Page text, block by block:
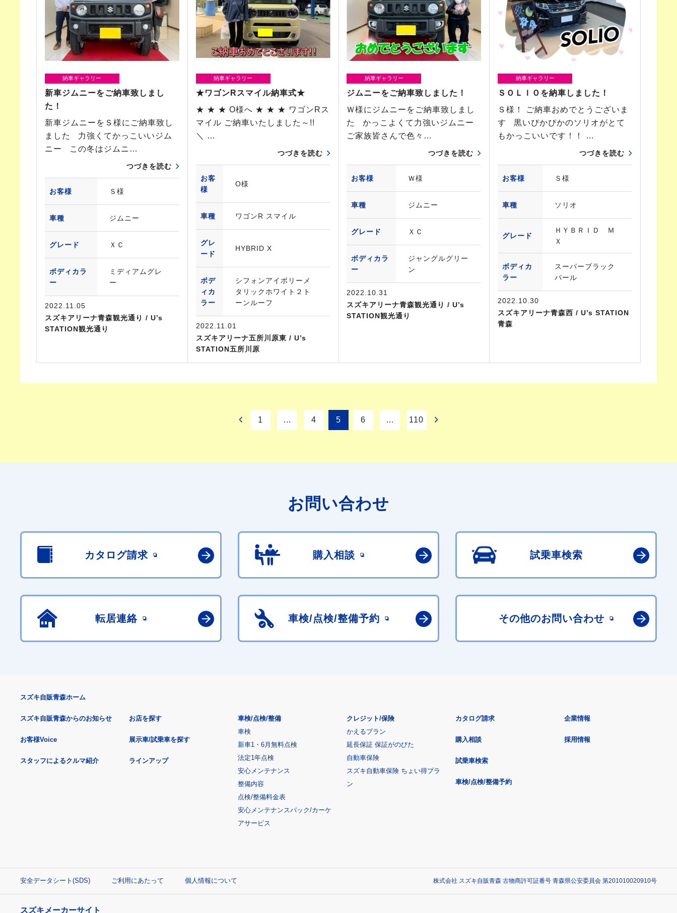
納車ギャラリー
新車ジムニーをご納車致しまし
た！
新車ジムニーをＳ様にご納車致し
ました 力強くてかっこいいジム
ニー この冬はジムニ…
つづきを読む
お客様 Ｓ様
車種 ジムニー
グレード ＸＣ
ボディカラ
ー
ミディアムグレ
ー
2022.11.05
スズキアリーナ青森観光通り / U’s
STATION観光通り
納車ギャラリー
★ワゴンRスマイル納車式★
★ ★ ★ O様へ ★ ★ ★ ワゴンRス
マイル ご納車いたしました～!!
＼ …
つづきを読む
お客
様
O様
車種 ワゴンR スマイル
グレ
ード
HYBRID X
ボデ
ィカ
ラー
シフォンアイボリーメ
タリックホワイト２ト
ーンルーフ
2022.11.01
スズキアリーナ五所川原東 / U’s
STATION五所川原
納車ギャラリー
ジムニーをご納車致しました！
Ｗ様にジムニーをご納車致しまし
た かっこよくて力強いジムニー
ご家族皆さんで色々…
つづきを読む
お客様 Ｗ様
車種 ジムニー
グレード ＸＣ
ボディカラ
ー
ジャングルグリー
ン
2022.10.31
スズキアリーナ青森観光通り / U’s
STATION観光通り
納車ギャラリー
ＳＯＬＩＯを納車しました！
Ｓ様！ ご納車おめでとうございま
す 黒いぴかぴかのソリオがとて
もかっこいいです！！ …
つづきを読む
お客様 Ｓ様
車種 ソリオ
グレード
ＨＹＢＲＩＤ Ｍ
Ｘ
ボディカ
ラー
スーパーブラック
パール
2022.10.30
スズキアリーナ青森西 / U’s STATION
青森
1 … 4 5 6 … 110
お問い合わせ
カタログ請求 購入相談 試乗車検索
転居連絡 車検/点検/整備予約 その他のお問い合わせ
スズキ自販青森ホーム
スズキ自販青森からのお知らせ
お客様Voice
スタッフによるクルマ紹介
お店を探す
展示車/試乗車を探す
ラインアップ
車検/点検/整備
車検
新車1・6月無料点検
法定1年点検
安心メンテナンス
整備内容
点検/整備料金表
安心メンテナンスパック/カーケ
アサービス
クレジット/保険
かえるプラン
延長保証 保証がのびた
自動車保険
スズキ自動車保険 ちょい得プラ
ン
カタログ請求
購入相談
試乗車検索
車検/点検/整備予約
企業情報
採用情報
安全データシート(SDS) ご利用にあたって 個人情報について 株式会社 スズキ自販青森 古物商許可証番号 青森県公安委員会 第201010020910号
スズキメーカーサイト